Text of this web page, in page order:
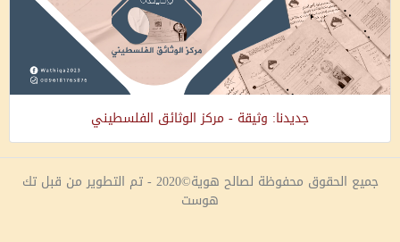
جديدنا: وثيقة - مركز الوثائق الفلسطيني
جميع الحقوق محفوظة لصالح هوية©2020 - تم التطوير من قبل تك
هوست